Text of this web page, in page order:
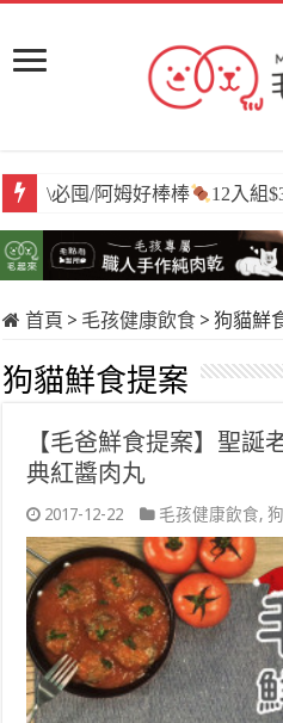
\必囤/阿姆好棒棒 12入組
首頁 > 毛孩健康飲食 > 狗貓鮮
狗貓鮮食提案
【毛爸鮮食提案】聖誕
典紅醬肉丸
2017-12-22 毛孩健康飲食,